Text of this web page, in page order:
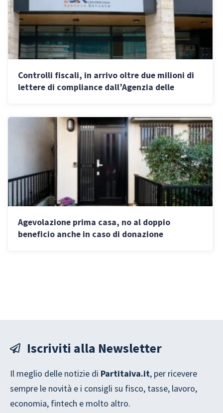
Controlli fiscali, in arrivo oltre due milioni di
lettere di compliance dall’Agenzia delle
Agevolazione prima casa, no al doppio
beneficio anche in caso di donazione
Iscriviti alla Newsletter
Il meglio delle notizie di Partitaiva.it, per ricevere
sempre le novità e i consigli su fisco, tasse, lavoro,
economia, fintech e molto altro.